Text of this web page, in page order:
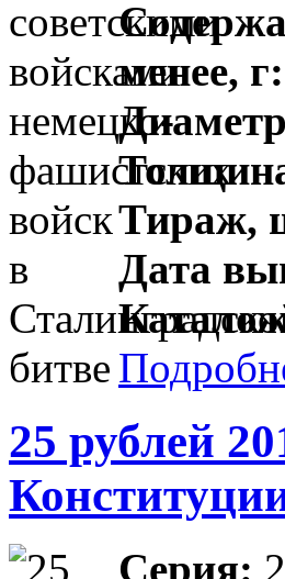
менее, г:
Тираж,
Дата
25 рублей
Серия: